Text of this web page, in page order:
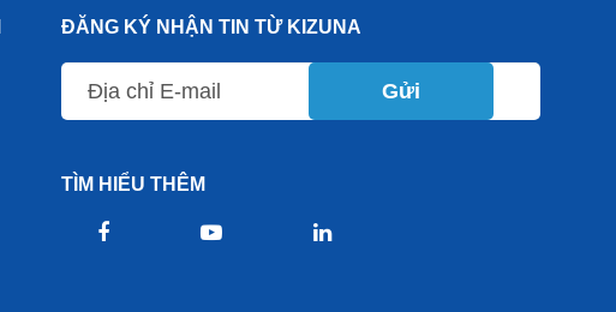
ĐĂNG KÝ NHẬN TIN TỪ KIZUNA
Gửi
TÌM HIỂU THÊM